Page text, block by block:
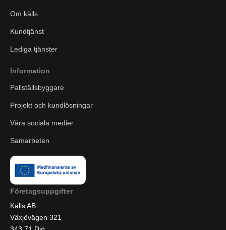
Om källs
Kundtjänst
Lediga tjänster
Information
Pallställsbyggare
Projekt och kundlösningar
Våra sociala medier
Samarbeten
Företagsuppgifter
Källs AB
Växjövägen 321